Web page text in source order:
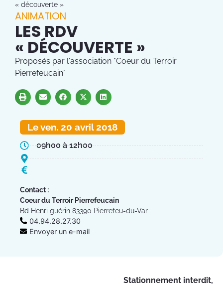
« découverte »
ANIMATION
LES RDV
« DÉCOUVERTE »
Proposés par l'association "Coeur du Terroir
Pierrefeucain"
Le ven. 20 avril 2018
09h00 à 12h00
Contact :
Coeur du Terroir Pierrefeucain
Bd Henri guérin 83390 Pierrefeu-du-Var
04.94.28.27.30
Envoyer un e-mail
Stationnement interdit,